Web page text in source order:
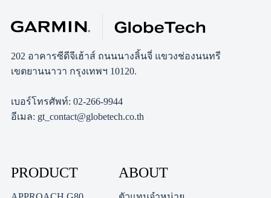
202 อาคารซีดีจีเฮ้าส์ ถนนนางลิ้นจี่ แขวงช่องนนทรี
เขตยานนาวา กรุงเทพฯ 10120.
เบอร์โทรศัพท์: 02-266-9944
อีเมล: gt_contact@globetech.co.th
PRODUCT ABOUT